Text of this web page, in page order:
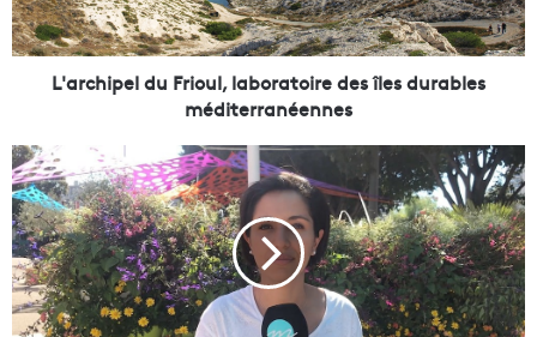
p
e
F
r
i
o
u
l
,
l
L'archipel du Frioul, laboratoire des îles durables
méditerranéennes
S
a
r
a
h
E
l